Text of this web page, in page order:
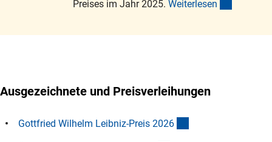
Preises im Jahr 2025. Weiterlesen
Ausgezeichnete und Preisverleihungen
Gottfried Wilhelm Leibniz-Preis 2026